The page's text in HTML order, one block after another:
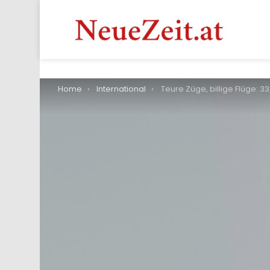
You are here:
Home International Teure Züge, billige Flüge: 33 Prozent scheitern bei Buchung von